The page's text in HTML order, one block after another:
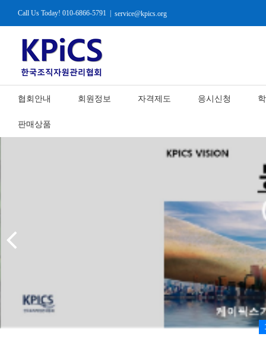
Call Us Today! 010-6866-5791 | service@kpics.org
협회안내 회원정보 자격제도 응시신청
판매상품
